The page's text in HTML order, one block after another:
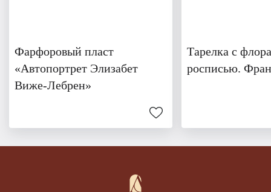
Фарфоровый пласт
«Автопортрет Элизабет
Виже-Лебрен»
Тарелка с
росписью.